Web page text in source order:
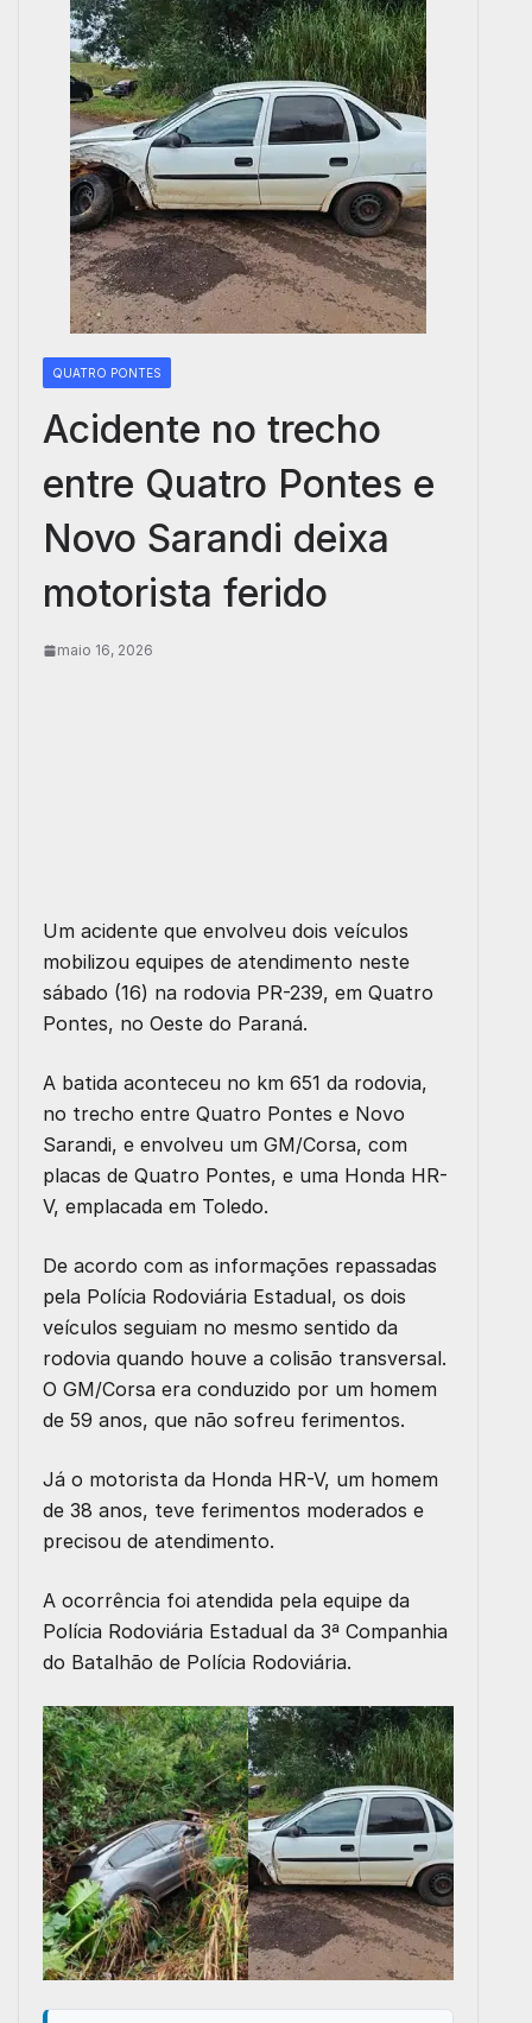
QUATRO PONTES
Acidente no trecho
entre Quatro Pontes e
Novo Sarandi deixa
motorista ferido
maio 16, 2026
Um acidente que envolveu dois veículos
mobilizou equipes de atendimento neste
sábado (16) na rodovia PR-239, em Quatro
Pontes, no Oeste do Paraná.
A batida aconteceu no km 651 da rodovia,
no trecho entre Quatro Pontes e Novo
Sarandi, e envolveu um GM/Corsa, com
placas de Quatro Pontes, e uma Honda HR-
V, emplacada em Toledo.
De acordo com as informações repassadas
pela Polícia Rodoviária Estadual, os dois
veículos seguiam no mesmo sentido da
rodovia quando houve a colisão transversal.
O GM/Corsa era conduzido por um homem
de 59 anos, que não sofreu ferimentos.
Já o motorista da Honda HR-V, um homem
de 38 anos, teve ferimentos moderados e
precisou de atendimento.
A ocorrência foi atendida pela equipe da
Polícia Rodoviária Estadual da 3ª Companhia
do Batalhão de Polícia Rodoviária.